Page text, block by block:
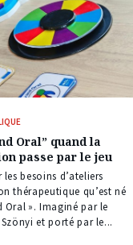
Oral” quand la
passe par le jeu
les besoins d’ateliers
thérapeutique qu’est né
Oral ». Imaginé par le
et porté par le...